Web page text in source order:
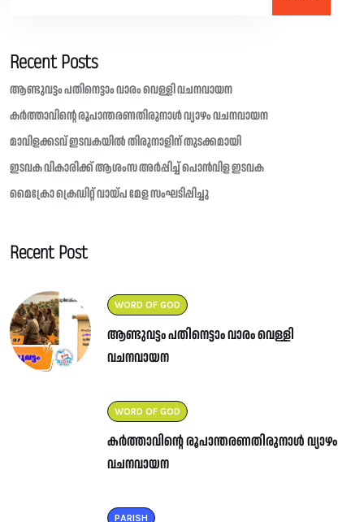
Recent Posts
ആണ്ടുവട്ടം പതിനെട്ടാം വാരം വെള്ളി വചനവായന
കർത്താവിന്റെ രൂപാന്തരണതിരുനാൾ വ്യാഴം വചനവായന
മാവിളക്കടവ് ഇടവകയിൽ തിരുനാളിന് തുടക്കമായി
ഇടവക വികാരിക്ക് ആശംസ അർപ്പിച്ച് പൊൻവിള ഇടവക
മൈക്രോ ക്രെഡിറ്റ് വായ്പ മേള സംഘടിപ്പിച്ചു
Recent Post
WORD OF GOD
ആണ്ടുവട്ടം പതിനെട്ടാം വാരം വെള്ളി
വചനവായന
WORD OF GOD
കർത്താവിന്റെ രൂപാന്തരണതിരുനാൾ വ്യാഴം
വചനവായന
PARISH